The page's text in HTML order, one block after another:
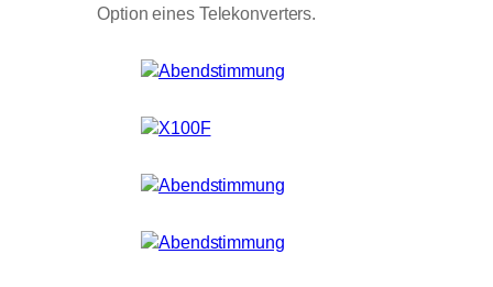
Option eines Telekonverters.